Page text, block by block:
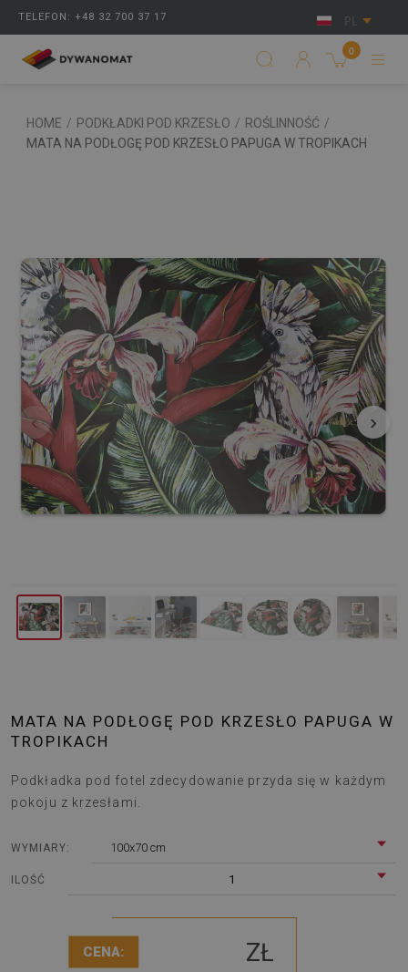
TELEFON: +48 32 700 37 17 PL
0
HOME / PODKŁADKI POD KRZESŁO / ROŚLINNOŚĆ /
MATA NA PODŁOGĘ POD KRZESŁO PAPUGA W TROPIKACH
‹ ›
MATA NA PODŁOGĘ POD KRZESŁO PAPUGA W
TROPIKACH
Podkładka pod fotel zdecydowanie przyda się w każdym
pokoju z krzesłami.
WYMIARY: 100x70 cm
ILOŚĆ 1
CENA: ZŁ